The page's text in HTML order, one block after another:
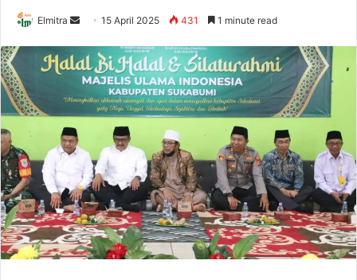
Elmitra
Send
email
15 April 2025 431 1 minute read